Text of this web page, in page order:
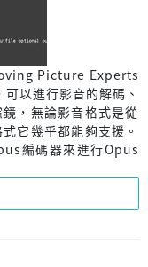
Picture Experts
以進行影音的解碼、
，無論影音格式是從
它幾乎都能夠支援。
編碼器來進行Opus